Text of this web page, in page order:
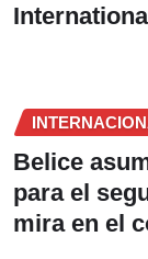
Belice
para el
mira en el